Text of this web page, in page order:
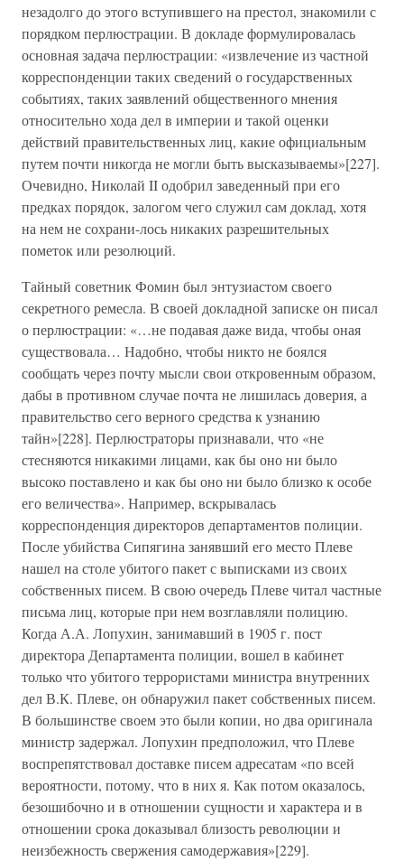
незадолго до этого вступившего на престол, знакомили с
порядком перлюстрации. В докладе формулировалась
основная задача перлюстрации: «извлечение из частной
корреспонденции таких сведений о государственных
событиях, таких заявлений общественного мнения
относительно хода дел в империи и такой оценки
действий правительственных лиц, какие официальным
путем почти никогда не могли быть высказываемы»[227].
Очевидно, Николай II одобрил заведенный при его
предках порядок, залогом чего служил сам доклад, хотя
на нем не сохрани-лось никаких разрешительных
пометок или резолюций.
Тайный советник Фомин был энтузиастом своего
секретного ремесла. В своей докладной записке он писал
о перлюстрации: «…не подавая даже вида, чтобы оная
существовала… Надобно, чтобы никто не боялся
сообщать через почту мысли свои откровенным образом,
дабы в противном случае почта не лишилась доверия, а
правительство сего верного средства к узнанию
тайн»[228]. Перлюстраторы признавали, что «не
стесняются никакими лицами, как бы оно ни было
высоко поставлено и как бы оно ни было близко к особе
его величества». Например, вскрывалась
корреспонденция директоров департаментов полиции.
После убийства Сипягина занявший его место Плеве
нашел на столе убитого пакет с выписками из своих
собственных писем. В свою очередь Плеве читал частные
письма лиц, которые при нем возглавляли полицию.
Когда А.А. Лопухин, занимавший в 1905 г. пост
директора Департамента полиции, вошел в кабинет
только что убитого террористами министра внутренних
дел В.К. Плеве, он обнаружил пакет собственных писем.
В большинстве своем это были копии, но два оригинала
министр задержал. Лопухин предположил, что Плеве
воспрепятствовал доставке писем адресатам «по всей
вероятности, потому, что в них я. Как потом оказалось,
безошибочно и в отношении сущности и характера и в
отношении срока доказывал близость революции и
неизбежность свержения самодержавия»[229].